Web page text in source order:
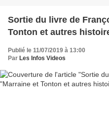
Sortie du livre de
Tonton et autres
Publié le 11/07/2019 à 13:00
Par Les Infos Videos